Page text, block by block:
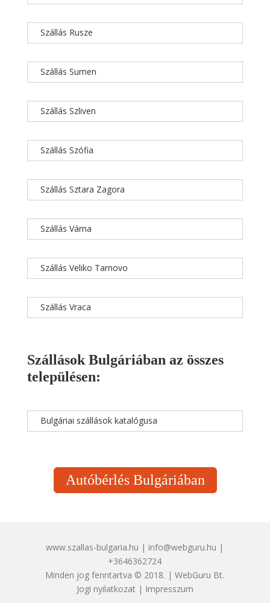
Szállás Rusze
Szállás Sumen
Szállás Szliven
Szállás Szófia
Szállás Sztara Zagora
Szállás Várna
Szállás Veliko Tarnovo
Szállás Vraca
Szállások Bulgáriában az összes
településen:
Bulgáriai szállások katalógusa
Autóbérlés Bulgáriában
www.szallas-bulgaria.hu | info@webguru.hu |
+3646362724
Minden jog fenntartva © 2018. | WebGuru Bt.
Jogi nyilatkozat| Impresszum